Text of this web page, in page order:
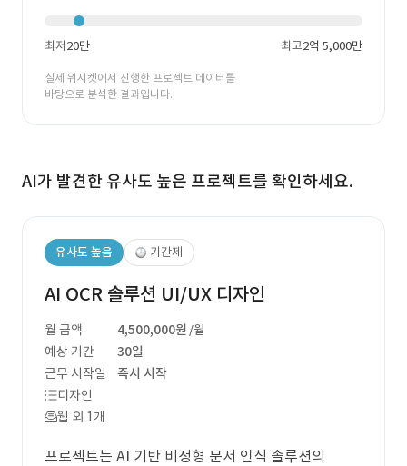
최저20만 최고2억 5,000만
실제 위시켓에서 진행한 프로젝트 데이터를
바탕으로 분석한 결과입니다.
AI가 발견한 유사도 높은 프로젝트를 확인하세요.
유사도 높음 기간제
AI OCR 솔루션 UI/UX 디자인
월 금액 4,500,000원 /월
예상 기간
30일
근무 시작일
즉시 시작
디자인
웹 외 1개
프로젝트는 AI 기반 비정형 문서 인식 솔루션의